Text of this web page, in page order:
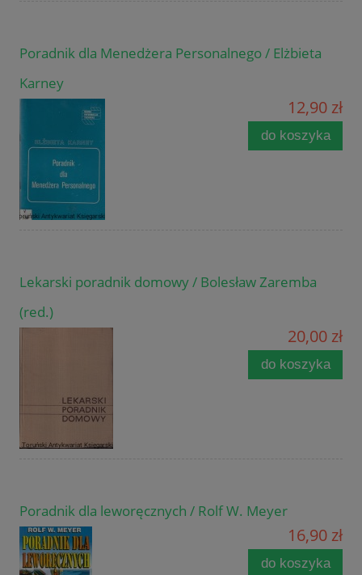
Poradnik dla Menedżera Personalnego / Elżbieta
Karney
12,90 zł
do koszyka
Lekarski poradnik domowy / Bolesław Zaremba
(red.)
20,00 zł
do koszyka
Poradnik dla leworęcznych / Rolf W. Meyer
16,90 zł
do koszyka